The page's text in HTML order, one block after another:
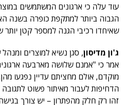
עוד עלה כי ארגונים המשתמשים
הגבוה ביותר למתקפת כופרה בשנה
שאיחדו רכיבי הגנה למספר קטן יותר
ג'ון מדיסון, סגן נשיא למוצרים
אמר כי "אמנם שלושה מארבעה
מוקדם, אולם מחציתם עדיין נפגעו
הדחיפות לעבור מאיתור פשוט
זהו רק חלק מהפתרון – יש צורך